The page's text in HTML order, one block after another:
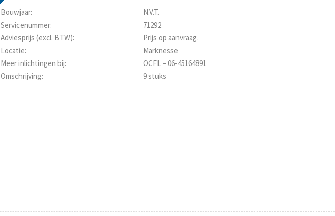
Bouwjaar:
N.V.T.
Servicenummer:
71292
Adviesprijs (excl. BTW):
Prijs op aanvraag.
Locatie:
Marknesse
Meer inlichtingen bij:
OCFL – 06-45164891
Omschrijving:
9 stuks